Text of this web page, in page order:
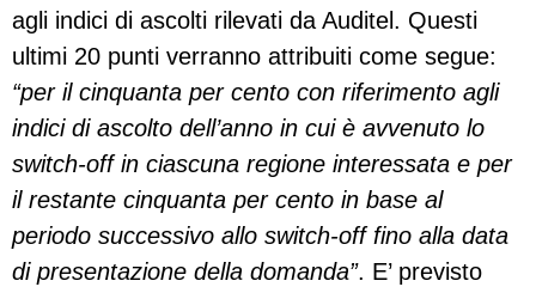
agli indici di ascolti rilevati da Auditel. Questi
ultimi 20 punti verranno attribuiti come segue:
“per il cinquanta per cento con riferimento agli
indici di ascolto dell’anno in cui è avvenuto lo
switch-off in ciascuna regione interessata e per
il restante cinquanta per cento in base al
periodo successivo allo switch-off fino alla data
di presentazione della domanda”. E’ previsto